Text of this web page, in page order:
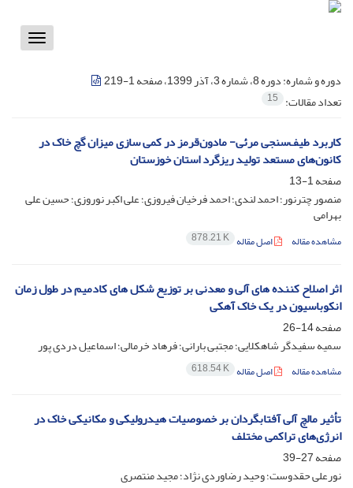
Toggle
دوره و شماره:دوره 8، شماره 3، آذر 1399، صفحه 1-219
تعداد مقالات: 15
کاربرد طیف‌سنجی مرئی- مادون‌قرمز در کمی سازی میزان گچ خاک در
کانون‌های مستعد تولید ریزگرد استان خوزستان
صفحه1-13
منصور چترنور؛ احمد لندی؛ احمد فرخیان فیروزی؛ علی اکبر نوروزی؛ حسین علی
بهرامی
مشاهده مقاله اصل مقاله 878.21 K
اثر اصلاح کننده های آلی و معدنی بر توزیع شکل های کادمیم در طول زمان
انکوباسیون در یک خاک آهکی
صفحه14-26
سمیه سفیدگر شاهکلایی؛ مجتبی بارانی؛ فرهاد خرمالی؛ اسماعیل دردی پور
مشاهده مقاله اصل مقاله 618.54 K
تأثیر مالچ آلی آفتابگردان بر خصوصیات هیدرولیکی و مکانیکی خاک در
انرژی‌های تراکمی مختلف
صفحه27-39
نورعلی حقدوست؛ وحید رضاوردی نژاد؛ مجید منتصری